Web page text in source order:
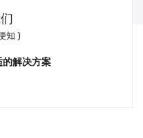
知 )
解决方案